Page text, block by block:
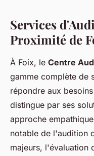
Services
Proximité de
À Foix, le Centre
gamme complète de
répondre aux
distingue par ses
approche
notable de l'audition
majeurs, l'évaluation